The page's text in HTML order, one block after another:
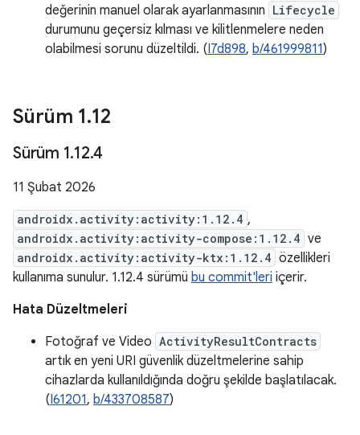
değerinin manuel olarak ayarlanmasının Lifecycle
durumunu geçersiz kılması ve kilitlenmelere neden
olabilmesi sorunu düzeltildi. (I7d898, b/461999811)
Sürüm 1.12
Sürüm 1.12.4
11 Şubat 2026
androidx.activity:activity:1.12.4 ,
androidx.activity:activity-compose:1.12.4 ve
androidx.activity:activity-ktx:1.12.4 özellikleri
kullanıma sunulur. 1.12.4 sürümü bu commit'leri içerir.
Hata Düzeltmeleri
Fotoğraf ve Video ActivityResultContracts
artık en yeni URI güvenlik düzeltmelerine sahip
cihazlarda kullanıldığında doğru şekilde başlatılacak.
(I61201, b/433708587)